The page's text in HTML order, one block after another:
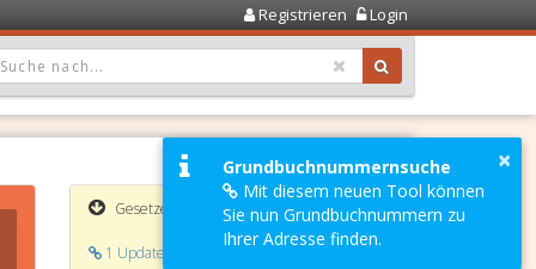
Registrieren Login
GEWÄHLTER WERT IST ALLE
Gesetzesaktualisierungen
1 Update am 06.08.26
×
Grundbuchnummernsuche
Mit diesem neuen Tool können
Sie nun Grundbuchnummern zu
Ihrer Adresse finden.